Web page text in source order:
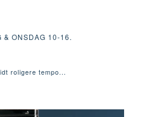
ONSDAG 10-16.
roligere tempo...